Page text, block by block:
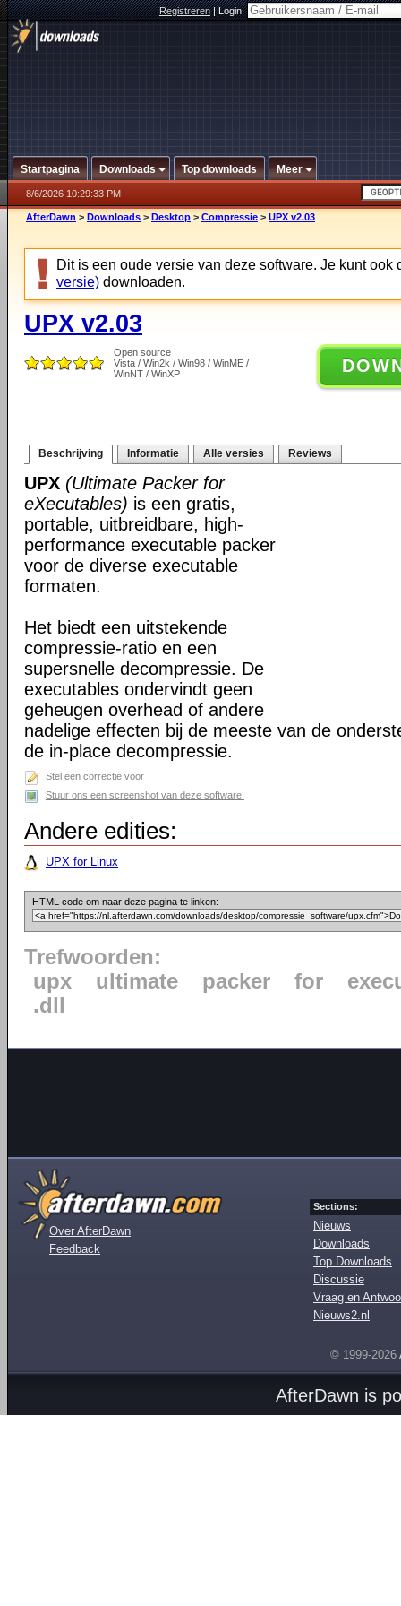
Registreren|Login:
Startpagina Downloads Top downloads Meer
8/6/2026 10:29:33 PM
AfterDawn > Downloads > Desktop > Compressie > UPX v2.03
Dit is een oude versie van deze software. Je kunt ook
versie) downloaden.
UPX v2.03
Open source
Vista / Win2k / Win98 / WinME /
WinNT / WinXP
Beschrijving Informatie Alle versies Reviews
UPX (Ultimate Packer for
eXecutables) is een gratis,
portable, uitbreidbare, high-
performance executable packer
voor de diverse executable
formaten.
Het biedt een uitstekende
compressie-ratio en een
supersnelle decompressie. De
executables ondervindt geen
geheugen overhead of andere
nadelige effecten bij de meeste van de
de in-place decompressie.
Stel een correctie voor
Stuur ons een screenshot van deze software!
Andere edities:
UPX for Linux
HTML code om naar deze pagina te linken:
Trefwoorden:
upx
ultimate packer for
.dll
Over AfterDawn
Feedback
Sections:
Nieuws
Downloads
Top Downloads
Discussie
Vraag en
Nieuws2.nl
© 1999-2026
AfterDawn is